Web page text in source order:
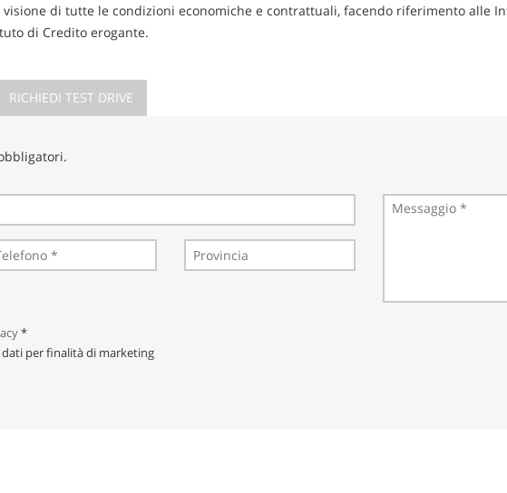
di tutte le condizioni economiche e contrattuali, facendo riferimento alle
di Credito erogante.
RICHIEDI TEST DRIVE
*
per finalità di marketing